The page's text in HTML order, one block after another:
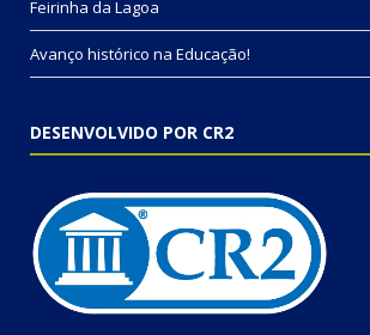
Feirinha da Lagoa
Avanço histórico na Educação!
DESENVOLVIDO POR CR2